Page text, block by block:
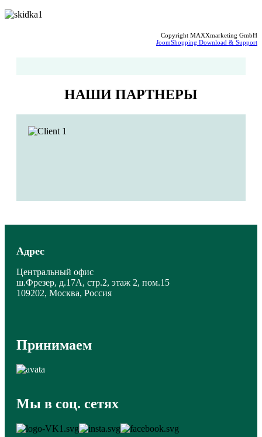
Copyright MAXXmarketing GmbH
JoomShopping Download & Support
НАШИ ПАРТНЕРЫ
Адрес
Центральный офис
ш.Фрезер, д.17А, стр.2, этаж 2, пом.15
109202, Москва, Россия
Принимаем
Мы в соц. сетях